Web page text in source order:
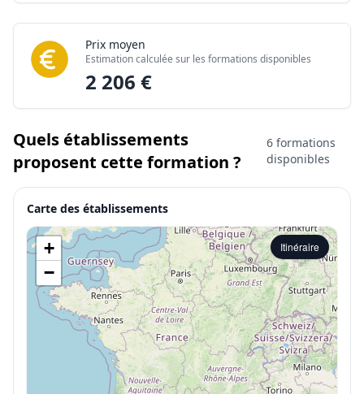
Prix moyen
Estimation calculée sur les formations disponibles
2 206 €
Quels établissements
proposent cette formation ?
6 formations
disponibles
Carte des établissements
+
−
Itinéraire